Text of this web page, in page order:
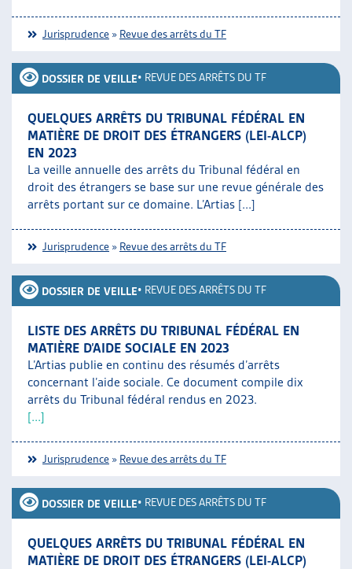
Jurisprudence » Revue des arrêts du TF
DOSSIER DE VEILLE• REVUE DES ARRÊTS DU TF
QUELQUES ARRÊTS DU TRIBUNAL FÉDÉRAL EN
MATIÈRE DE DROIT DES ÉTRANGERS (LEI-ALCP)
EN 2023
La veille annuelle des arrêts du Tribunal fédéral en
droit des étrangers se base sur une revue générale des
arrêts portant sur ce domaine. L’Artias [...]
Jurisprudence » Revue des arrêts du TF
DOSSIER DE VEILLE• REVUE DES ARRÊTS DU TF
LISTE DES ARRÊTS DU TRIBUNAL FÉDÉRAL EN
MATIÈRE D’AIDE SOCIALE EN 2023
L’Artias publie en continu des résumés d’arrêts
concernant l’aide sociale. Ce document compile dix
arrêts du Tribunal fédéral rendus en 2023.
[...]
Jurisprudence » Revue des arrêts du TF
DOSSIER DE VEILLE• REVUE DES ARRÊTS DU TF
QUELQUES ARRÊTS DU TRIBUNAL FÉDÉRAL EN
MATIÈRE DE DROIT DES ÉTRANGERS (LEI-ALCP)